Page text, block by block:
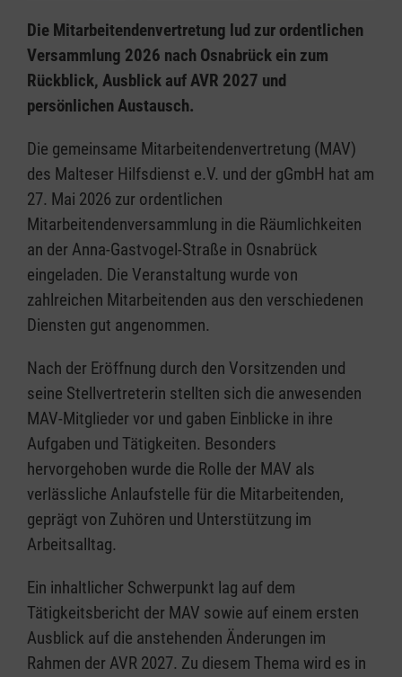
Die Mitarbeitendenvertretung lud zur ordentlichen
Versammlung 2026 nach Osnabrück ein zum
Rückblick, Ausblick auf AVR 2027 und
persönlichen Austausch.
Die gemeinsame Mitarbeitendenvertretung (MAV)
des Malteser Hilfsdienst e.V. und der gGmbH hat am
27. Mai 2026 zur ordentlichen
Mitarbeitendenversammlung in die Räumlichkeiten
an der Anna-Gastvogel-Straße in Osnabrück
eingeladen. Die Veranstaltung wurde von
zahlreichen Mitarbeitenden aus den verschiedenen
Diensten gut angenommen.
Nach der Eröffnung durch den Vorsitzenden und
seine Stellvertreterin stellten sich die anwesenden
MAV-Mitglieder vor und gaben Einblicke in ihre
Aufgaben und Tätigkeiten. Besonders
hervorgehoben wurde die Rolle der MAV als
verlässliche Anlaufstelle für die Mitarbeitenden,
geprägt von Zuhören und Unterstützung im
Arbeitsalltag.
Ein inhaltlicher Schwerpunkt lag auf dem
Tätigkeitsbericht der MAV sowie auf einem ersten
Ausblick auf die anstehenden Änderungen im
Rahmen der AVR 2027. Zu diesem Thema wird es in